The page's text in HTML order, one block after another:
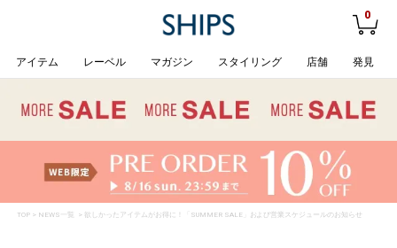
0
アイテム レーベル マガジン スタイリング 店舗 発見
TOP> NEWS一覧 > 欲しかったアイテムがお得に！「SUMMER SALE」および営業スケジュールのお知らせ